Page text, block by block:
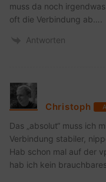
muss da noch
oft die Verbindung ab….
Antworten
Christoph
Das „absolut“ muss ich
Verbindung stabiler,
Hab schon mal auf der
hab ich kein